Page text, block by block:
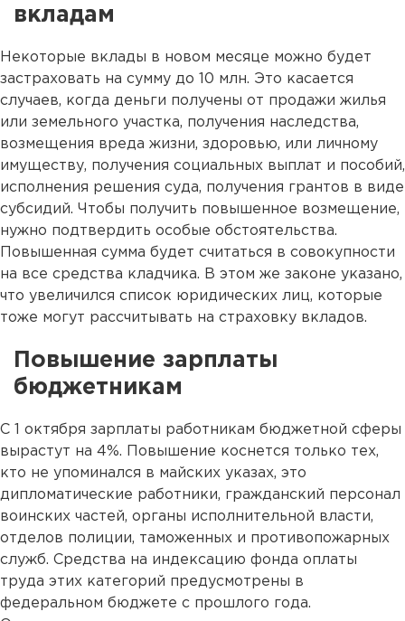
вкладам
Некоторые вклады в новом месяце можно будет
застраховать на сумму до 10 млн. Это касается
случаев, когда деньги получены от продажи жилья
или земельного участка, получения наследства,
возмещения вреда жизни, здоровью, или личному
имуществу, получения социальных выплат и пособий,
исполнения решения суда, получения грантов в виде
субсидий. Чтобы получить повышенное возмещение,
нужно подтвердить особые обстоятельства.
Повышенная сумма будет считаться в совокупности
на все средства кладчика. В этом же законе указано,
что увеличился список юридических лиц, которые
тоже могут рассчитывать на страховку вкладов.
Повышение зарплаты
бюджетникам
С 1 октября зарплаты работникам бюджетной сферы
вырастут на 4%. Повышение коснется только тех,
кто не упоминался в майских указах, это
дипломатические работники, гражданский персонал
воинских частей, органы исполнительной власти,
отделов полиции, таможенных и противопожарных
служб. Средства на индексацию фонда оплаты
труда этих категорий предусмотрены в
федеральном бюджете с прошлого года.